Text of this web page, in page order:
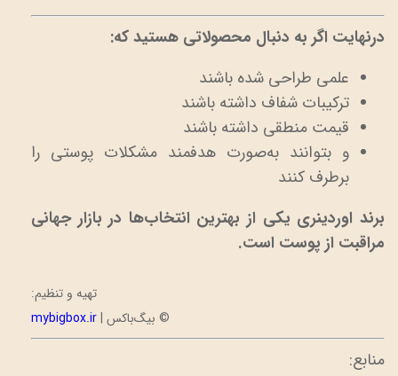
درنهایت اگر به دنبال محصولاتی هستید که:
علمی طراحی شده باشند
ترکیبات شفاف داشته باشند
قیمت منطقی داشته باشند
و بتوانند به‌صورت هدفمند مشکلات پوستی را
برطرف کنند
برند اوردینری یکی از بهترین انتخاب‌ها در بازار جهانی
مراقبت از پوست است.
تهیه و تنظیم:
© بیگ‌باکس |mybigbox.ir
منابع: